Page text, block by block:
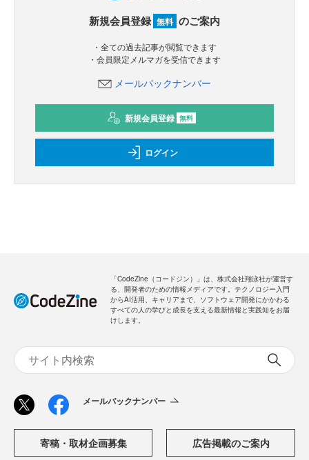
新規会員登録 無料 のご案内
・全ての過去記事が閲覧できます
・会員限定メルマガを受信できます
メールバックナンバー
新規会員登録 無料
ログイン
「CodeZine（コードジン）」は、株式会社翔泳社が運営す
る、開発者のための情報メディアです。テクノロジー入門
からAI活用、キャリアまで、ソフトウェア開発にかかわる
すべての人の学びと成長を支える最新情報と実践知をお届
けします。
メールバックナンバー
寄稿・取材企画募集 広告掲載のご案内